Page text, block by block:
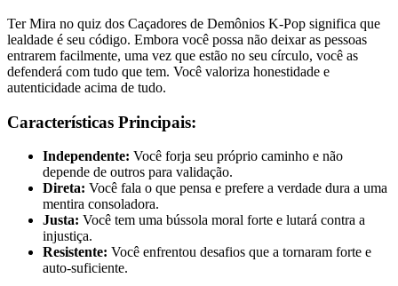
Ter Mira no quiz dos Caçadores de Demônios K-Pop significa que
lealdade é seu código. Embora você possa não deixar as pessoas
entrarem facilmente, uma vez que estão no seu círculo, você as
defenderá com tudo que tem. Você valoriza honestidade e
autenticidade acima de tudo.
Características Principais:
Independente: Você forja seu próprio caminho e não
depende de outros para validação.
Direta: Você fala o que pensa e prefere a verdade dura a uma
mentira consoladora.
Justa: Você tem uma bússola moral forte e lutará contra a
injustiça.
Resistente: Você enfrentou desafios que a tornaram forte e
auto-suficiente.